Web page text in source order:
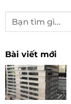
Bài viết mới